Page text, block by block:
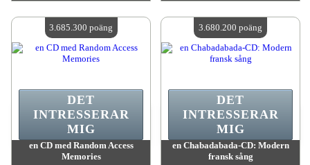
Antal tillgängliga:4
Antal tillgängliga:4
en CD med Random Access
Memories
DET
INTRESSERAR
MIG
3.685.300 poäng
en Chabadabada-CD: Modern
fransk sång
DET
INTRESSERAR
MIG
3.680.200 poäng